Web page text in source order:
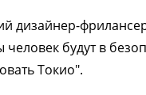
дизайнер-
будут в
Токио".